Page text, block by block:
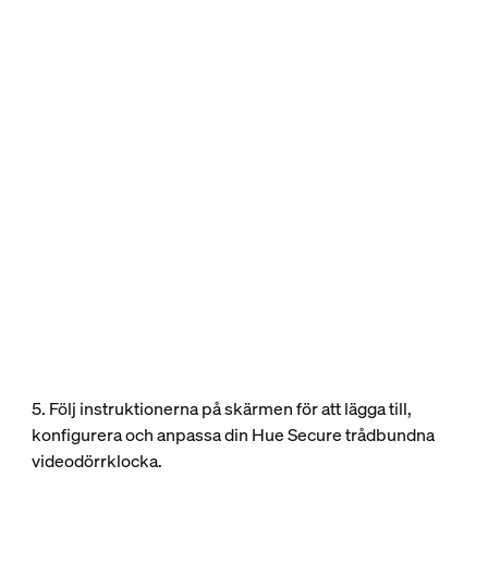
5. Följ instruktionerna på skärmen för att lägga till,
konfigurera och anpassa din Hue Secure trådbundna
videodörrklocka.